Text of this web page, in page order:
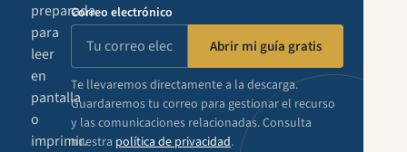
preparada
para
leer
en
pantalla
o
imprimir.
Correo electrónico
Abrir mi guía gratis
Te llevaremos directamente a la descarga.
Guardaremos tu correo para gestionar el recurso
y las comunicaciones relacionadas. Consulta
nuestra política de privacidad.